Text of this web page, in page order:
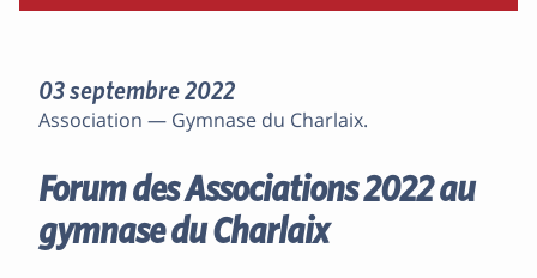
03 septembre 2022
Association — Gymnase du Charlaix.
Forum des Associations 2022 au
gymnase du Charlaix